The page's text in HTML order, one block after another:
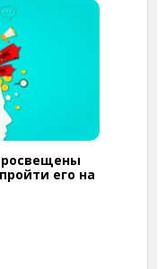
его на